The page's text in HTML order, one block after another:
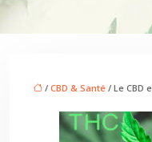
/ CBD & Santé / Le CBD